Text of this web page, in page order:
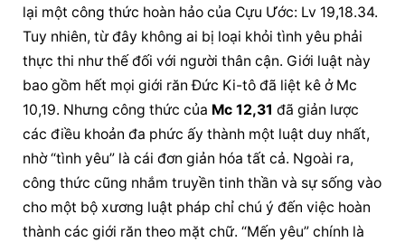
lại một công thức hoàn hảo của Cựu Ước: Lv 19,18.34.
Tuy nhiên, từ đây không ai bị loại khỏi tình yêu phải
thực thi như thế đối với người thân cận. Giới luật này
bao gồm hết mọi giới răn Đức Ki-tô đã liệt kê ở Mc
10,19. Nhưng công thức của Mc 12,31 đã giản lược
các điều khoản đa phức ấy thành một luật duy nhất,
nhờ “tình yêu” là cái đơn giản hóa tất cả. Ngoài ra,
công thức cũng nhắm truyền tinh thần và sự sống vào
cho một bộ xương luật pháp chỉ chú ý đến việc hoàn
thành các giới răn theo mặt chữ. “Mến yêu” chính là